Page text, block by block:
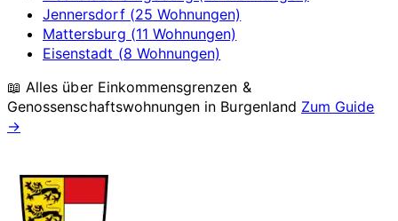
Jennersdorf (25 Wohnungen)
Mattersburg (11 Wohnungen)
Eisenstadt (8 Wohnungen)
📖 Alles über Einkommensgrenzen &
Genossenschaftswohnungen in Burgenland Zum Guide
→